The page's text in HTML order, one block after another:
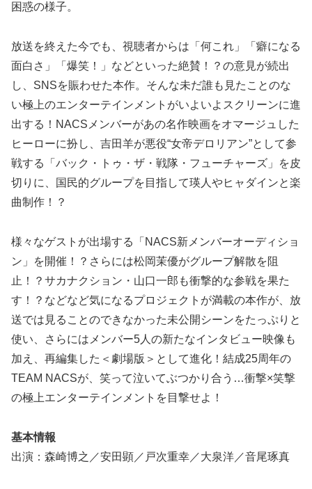
困惑の様子。
放送を終えた今でも、視聴者からは「何これ」「癖になる
面白さ」「爆笑！」などといった絶賛！？の意見が続出
し、SNSを賑わせた本作。そんな未だ誰も見たことのな
い極上のエンターテインメントがいよいよスクリーンに進
出する！NACSメンバーがあの名作映画をオマージュした
ヒーローに扮し、吉田羊が悪役“女帝デロリアン”として参
戦する「バック・トゥ・ザ・戦隊・フューチャーズ」を皮
切りに、国民的グループを目指して瑛人やヒャダインと楽
曲制作！？
様々なゲストが出場する「NACS新メンバーオーディショ
ン」を開催！？さらには松岡茉優がグループ解散を阻
止！？サカナクション・山口一郎も衝撃的な参戦を果た
す！？などなど気になるプロジェクトが満載の本作が、放
送では見ることのできなかった未公開シーンをたっぷりと
使い、さらにはメンバー5人の新たなインタビュー映像も
加え、再編集した＜劇場版＞として進化！結成25周年の
TEAM NACSが、笑って泣いてぶつかり合う…衝撃×笑撃
の極上エンターテインメントを目撃せよ！
基本情報
出演：森崎博之／安田顕／戸次重幸／大泉洋／音尾琢真